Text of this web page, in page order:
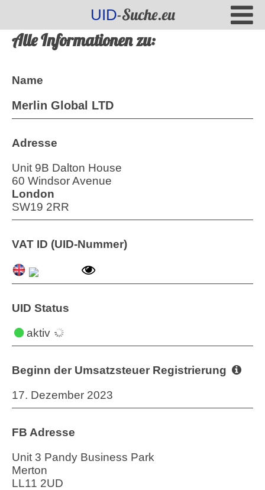
UID-Suche.eu
Alle Informationen zu:
Name
Merlin Global LTD
Adresse
Unit 9B Dalton House
60 Windsor Avenue
London
SW19 2RR
VAT ID (UID-Nummer)
UID Status
aktiv
Beginn der Umsatzsteuer Registrierung
17. Dezember 2023
FB Adresse
Unit 3 Pandy Business Park
Merton
LL11 2UD